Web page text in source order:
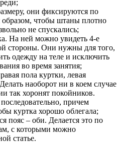
они фиксируются по
образом, чтобы штаны плотно
не спускались;
На ней можно увидеть 4-е
стороны. Они нужны для того,
одежду на теле и исключить
во время занятия;
пола куртки, левая
наоборот ни в коем случае
так хоронят покойников.
причем
куртка хорошо облегала;
пояс – оби. Делается это по
с которыми можно
статье.